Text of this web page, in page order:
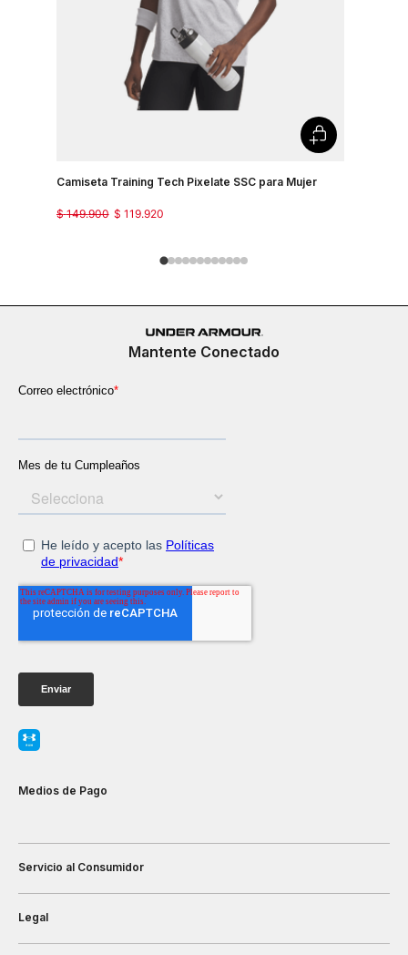
Camiseta Training Tech Pixelate SSC para Mujer
$ 119.920
$ 149.900
Mantente Conectado
Medios de Pago
Servicio al Consumidor
Legal